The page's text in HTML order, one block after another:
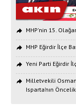
MHP'nin 15.
MHP Eğirdir İlçe
Yeni Parti Eğirdir
Milletvekili
Isparta’nın